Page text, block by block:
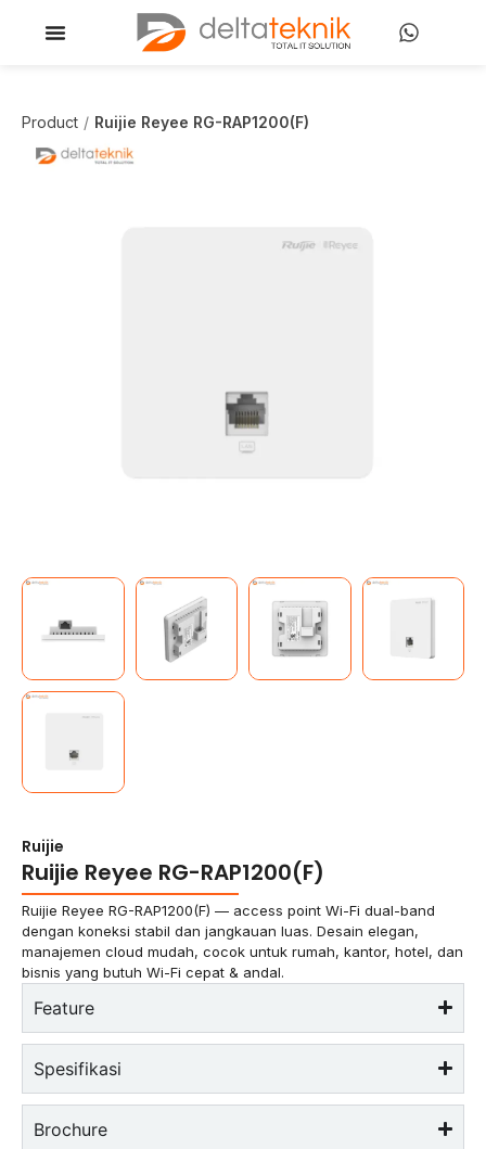
Product Ruijie Reyee RG-RAP1200(F)
Ruijie
Ruijie Reyee RG-RAP1200(F)
Ruijie Reyee RG-RAP1200(F) — access point Wi-Fi dual-band
dengan koneksi stabil dan jangkauan luas. Desain elegan,
manajemen cloud mudah, cocok untuk rumah, kantor, hotel, dan
bisnis yang butuh Wi-Fi cepat & andal.
Feature
Spesifikasi
Brochure